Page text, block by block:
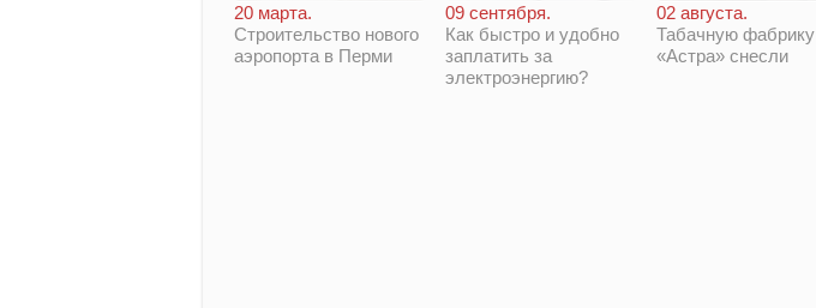
20 марта.
Строительство нового
аэропорта в Перми
09 сентября.
Как быстро и удобно
заплатить за
электроэнергию?
02 августа.
Табачную фабрику
«Астра» снесли